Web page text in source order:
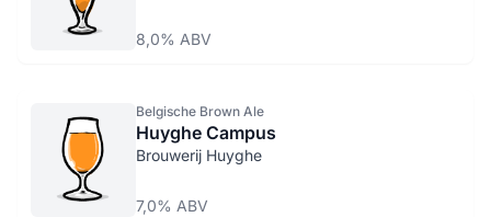
8,0% ABV
Belgische Brown Ale
Huyghe Campus
Brouwerij Huyghe
7,0% ABV